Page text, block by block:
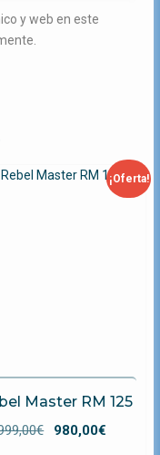
y web en este
¡Oferta!
Master RM 125
€
El980,00€